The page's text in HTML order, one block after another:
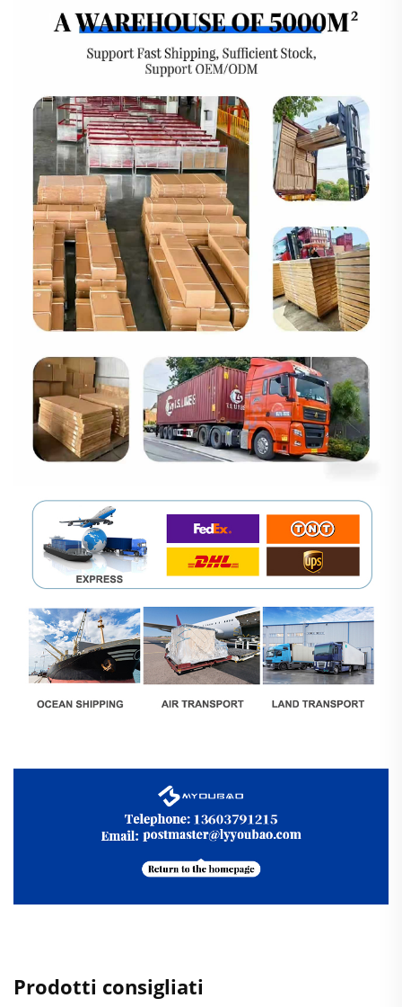
Prodotti consigliati